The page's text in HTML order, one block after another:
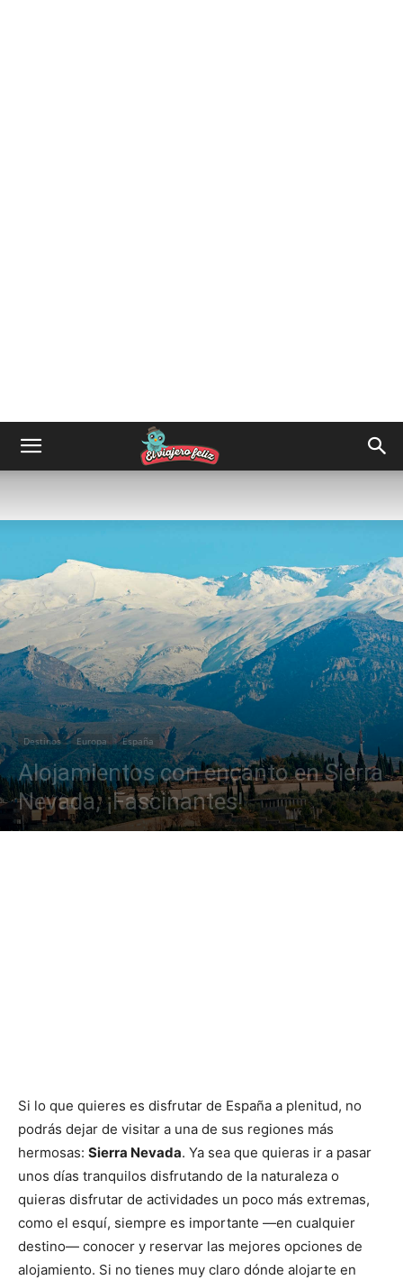
Destinos Europa España
Alojamientos con encanto en Sierra
Nevada, ¡Fascinantes!
Si lo que quieres es disfrutar de España a plenitud, no
podrás dejar de visitar a una de sus regiones más
hermosas: Sierra Nevada. Ya sea que quieras ir a pasar
unos días tranquilos disfrutando de la naturaleza o
quieras disfrutar de actividades un poco más extremas,
como el esquí, siempre es importante —en cualquier
destino— conocer y reservar las mejores opciones de
alojamiento. Si no tienes muy claro dónde alojarte en